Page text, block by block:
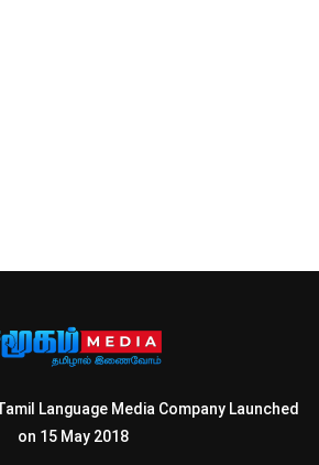
Language Media Company Launched
on 15 May 2018